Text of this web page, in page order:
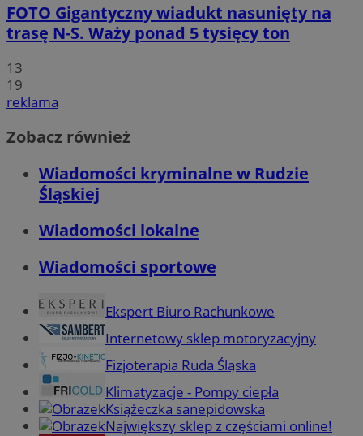
FOTO Gigantyczny wiadukt nasunięty na
trasę N-S. Waży ponad 5 tysięcy ton
13
19
reklama
Zobacz również
Wiadomości kryminalne w Rudzie
Śląskiej
Wiadomości lokalne
Wiadomości sportowe
Ekspert Biuro Rachunkowe
Internetowy sklep motoryzacyjny
Fizjoterapia Ruda Śląska
Klimatyzacje - Pompy ciepła
Książeczka sanepidowska
Największy sklep z częściami online!